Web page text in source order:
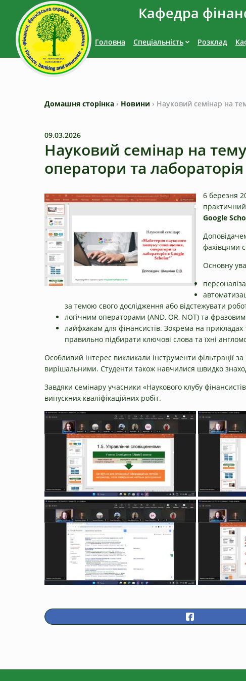
Кафедра
Головна Спеціальність Розклад
Домашня сторінка › Новини › Науковий семінар на
09.03.2026
Науковий семінар на
оператори та
6 березня
Google
фахівцями
Основну
за темою свого дослідження або відстежувати
логічним операторами (AND, OR, NOT) та
лайфхакам для фінансистів. Зокрема на
правильно підбирати ключові слова та їхні
Особливий інтерес викликали інструменти фільтрації
вирішальними. Студенти також навчилися швидко
Завдяки семінару учасники «Наукового клубу
випускних кваліфікаційних робіт.